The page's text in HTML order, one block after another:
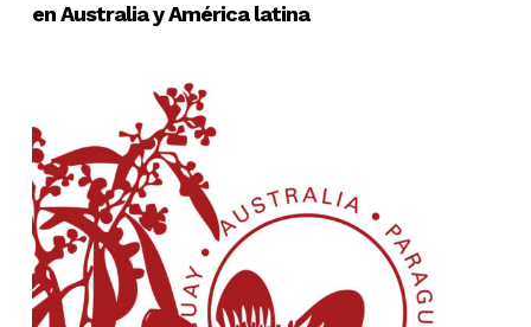
en Australia y América latina